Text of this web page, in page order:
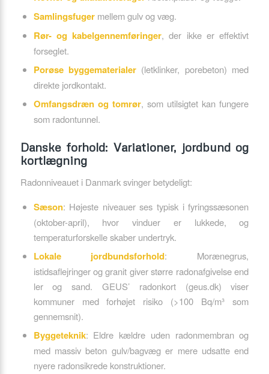
Samlingsfugermellem gulv og væg.
Rør- og kabelgennemføringer, der ikke er effektivt
forseglet.
Porøse byggematerialer (letklinker, porebeton) med
direkte jordkontakt.
Omfangsdræn og tomrør, som utilsigtet kan fungere
som radontunnel.
Danske forhold: Variationer, jordbund og
kortlægning
Radonniveauet i Danmark svinger betydeligt:
Sæson: Højeste niveauer ses typisk i fyringssæsonen
(oktober-april), hvor vinduer er lukkede, og
temperaturforskelle skaber undertryk.
Lokale jordbundsforhold: Morænegrus,
istidsaflejringer og granit giver større radonafgivelse end
ler og sand. GEUS’ radonkort (geus.dk) viser
kommuner med forhøjet risiko (>100 Bq/m³ som
gennemsnit).
Byggeteknik: Eldre kældre uden radonmembran og
med massiv beton gulv/bagvæg er mere udsatte end
nyere radonsikrede konstruktioner.